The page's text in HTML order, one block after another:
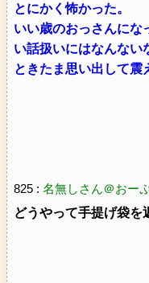
とにかく怖かった。
いい歳のおっさんにな
い話扱いにはなんない
ときたま思い出して震
825 : 名無しさん＠おー
どうやって手提げ袋を